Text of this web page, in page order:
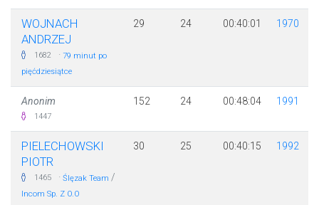
WOJNACH
ANDRZEJ
1682 · 79 minut po
pięćdziesiątce
29 24 00:40:01 1970
Anonim
1447
152 24 00:48:04 1991
PIELECHOWSKI
PIOTR
1465 · Ślęzak Team /
Incom Sp. Z O.O
30 25 00:40:15 1992